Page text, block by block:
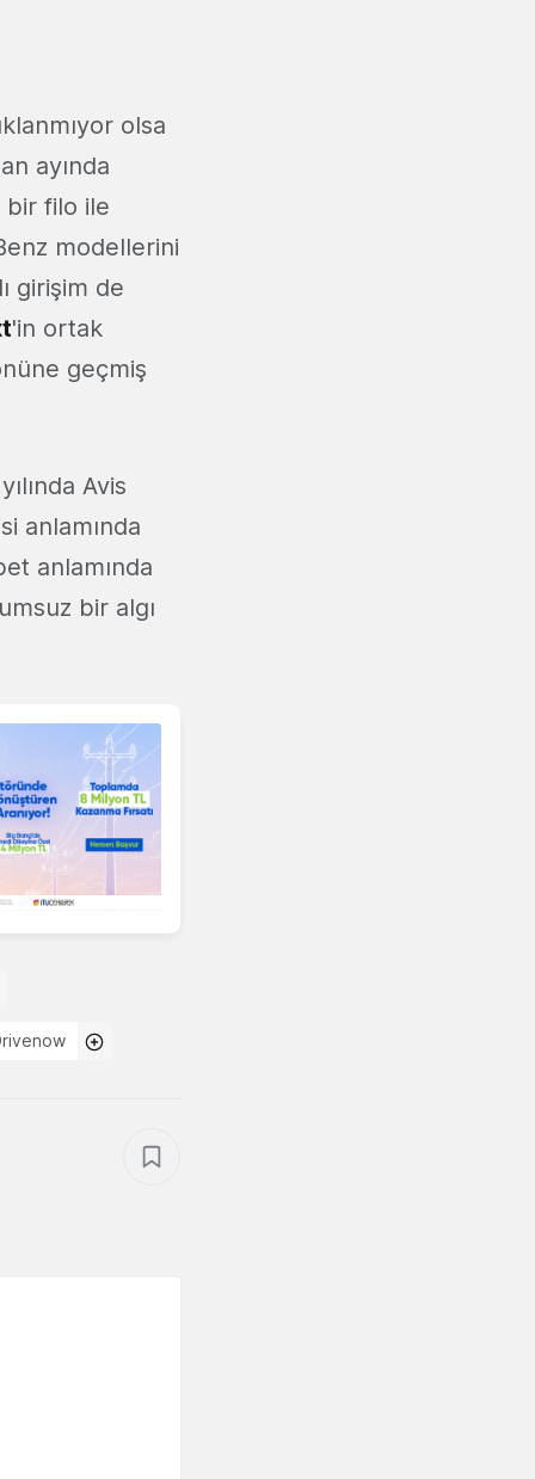
olsa
ayında
bir filo ile
modellerini
girişim de
'in ortak
geçmiş
Avis
anlamında
anlamında
bir algı